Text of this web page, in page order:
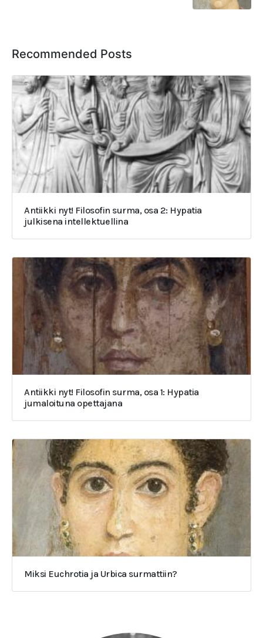
Recommended Posts
Antiikki nyt! Filosofin surma, osa 2: Hypatia
julkisena intellektuellina
Antiikki nyt! Filosofin surma, osa 1: Hypatia
jumaloituna opettajana
Miksi Euchrotia ja Urbica surmattiin?